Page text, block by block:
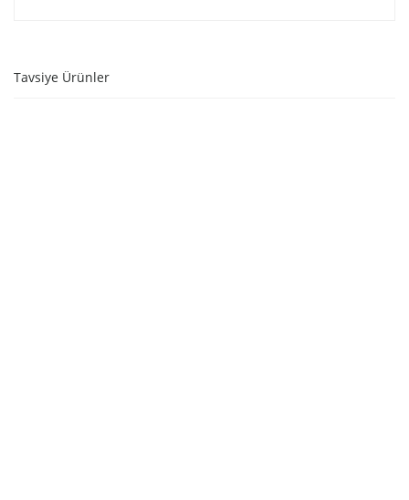
Tavsiye Ürünler